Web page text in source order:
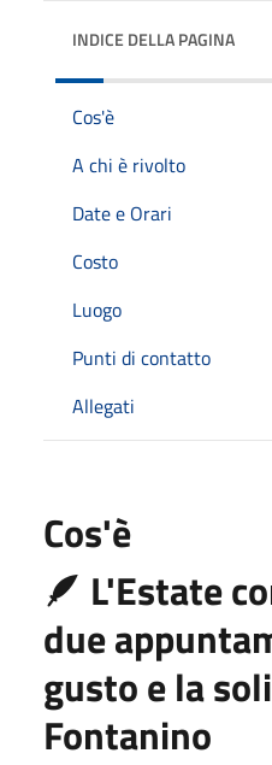
INDICE DELLA PAGINA
Cos'è
A chi è rivolto
Date e Orari
Costo
Luogo
Punti di contatto
Allegati
Cos'è
🪶 L'Estate
due
gusto e la
Fontanino